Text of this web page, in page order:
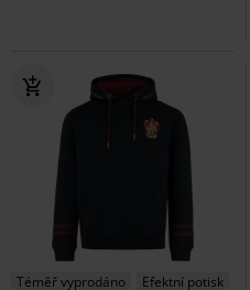
Téměř vyprodáno Efektní potisk